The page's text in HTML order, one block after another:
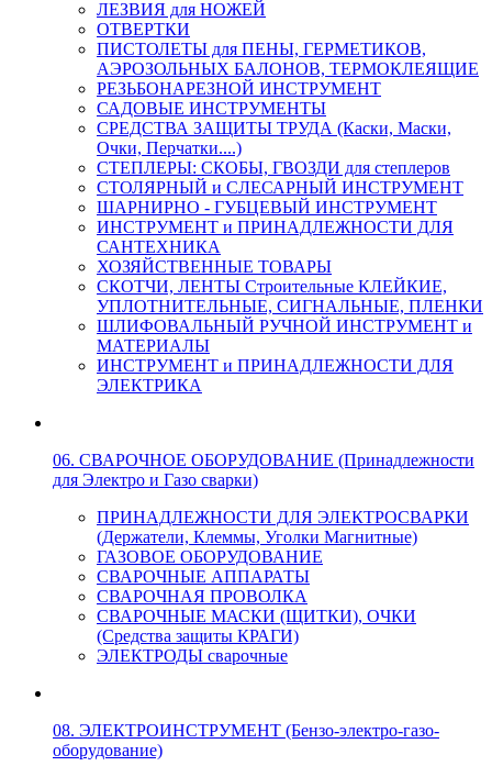
ЛЕЗВИЯ для НОЖЕЙ
ОТВЕРТКИ
ПИСТОЛЕТЫ для ПЕНЫ, ГЕРМЕТИКОВ,
АЭРОЗОЛЬНЫХ БАЛОНОВ, ТЕРМОКЛЕЯЩИЕ
РЕЗЬБОНАРЕЗНОЙ ИНСТРУМЕНТ
САДОВЫЕ ИНСТРУМЕНТЫ
СРЕДСТВА ЗАЩИТЫ ТРУДА (Каски, Маски,
Очки, Перчатки....)
СТЕПЛЕРЫ: СКОБЫ, ГВОЗДИ для степлеров
СТОЛЯРНЫЙ и СЛЕСАРНЫЙ ИНСТРУМЕНТ
ШАРНИРНО - ГУБЦЕВЫЙ ИНСТРУМЕНТ
ИНСТРУМЕНТ и ПРИНАДЛЕЖНОСТИ ДЛЯ
САНТЕХНИКА
ХОЗЯЙСТВЕННЫЕ ТОВАРЫ
СКОТЧИ, ЛЕНТЫ Строительные КЛЕЙКИЕ,
УПЛОТНИТЕЛЬНЫЕ, СИГНАЛЬНЫЕ, ПЛЕНКИ
ШЛИФОВАЛЬНЫЙ РУЧНОЙ ИНСТРУМЕНТ и
МАТЕРИАЛЫ
ИНСТРУМЕНТ и ПРИНАДЛЕЖНОСТИ ДЛЯ
ЭЛЕКТРИКА
06. СВАРОЧНОЕ ОБОРУДОВАНИЕ (Принадлежности
для Электро и Газо сварки)
ПРИНАДЛЕЖНОСТИ ДЛЯ ЭЛЕКТРОСВАРКИ
(Держатели, Клеммы, Уголки Магнитные)
ГАЗОВОЕ ОБОРУДОВАНИЕ
СВАРОЧНЫЕ АППАРАТЫ
СВАРОЧНАЯ ПРОВОЛКА
СВАРОЧНЫЕ МАСКИ (ЩИТКИ), ОЧКИ
(Средства защиты КРАГИ)
ЭЛЕКТРОДЫ сварочные
08. ЭЛЕКТРОИНСТРУМЕНТ (Бензо-электро-газо-
оборудование)